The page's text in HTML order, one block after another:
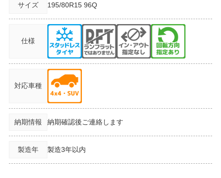
サイズ 195/80R15 96Q
仕様
対応車種
納期情報 納期確認後ご連絡します
製造年 製造3年以内